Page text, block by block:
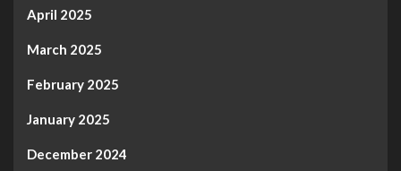
April 2025
March 2025
February 2025
January 2025
December 2024